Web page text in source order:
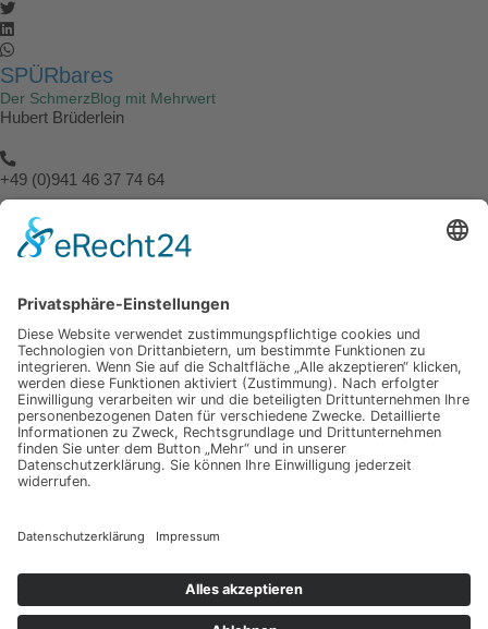
SPÜRbares
Der SchmerzBlog mit Mehrwert
Hubert Brüderlein
+49 (0)941 46 37 74 64
info@spuerbares.hubert-bruderlein.com
SPÜRbares
Hauptseite
Impressum
Datenschutz
Hauptseite
Impressum
Datenschutz
Meine anderen Seiten
praxis-zweite-meinung.de